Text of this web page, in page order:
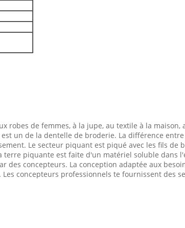
robes de femmes, à la jupe, au textile à la
un de la dentelle de broderie. La différence
Le secteur piquant est piqué avec les fils
piquante est faite d'un matériel soluble dans
concepteurs. La conception adaptée aux
concepteurs professionnels te fournissent des